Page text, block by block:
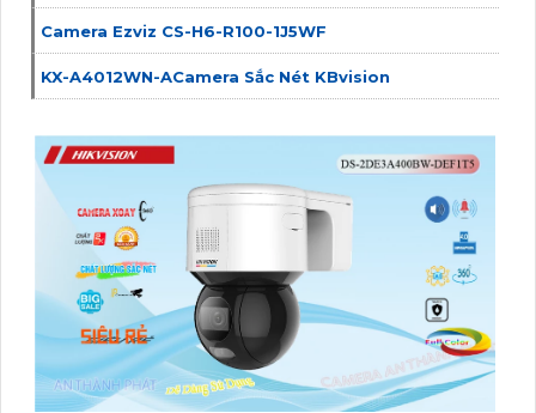
Camera Ezviz CS-H6-R100-1J5WF
KX-A4012WN-ACamera Sắc Nét KBvision